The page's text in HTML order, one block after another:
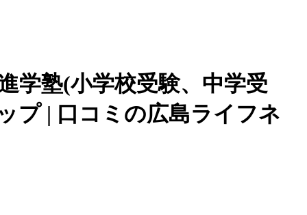
学塾(小学校受験、中学受
プ | 口コミの広島ライフネ